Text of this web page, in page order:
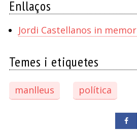
Enllaços
Jordi Castellanos in
Temes i etiquetes
manlleus política